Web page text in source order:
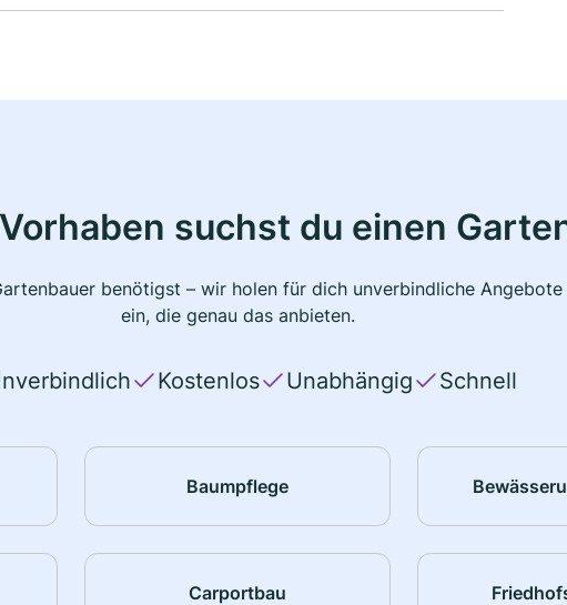
suchst du einen
benötigst – wir holen für dich unverbindliche
ein, die genau das anbieten.
Kostenlos Unabhängig Schnell
Baumpflege
Carportbau